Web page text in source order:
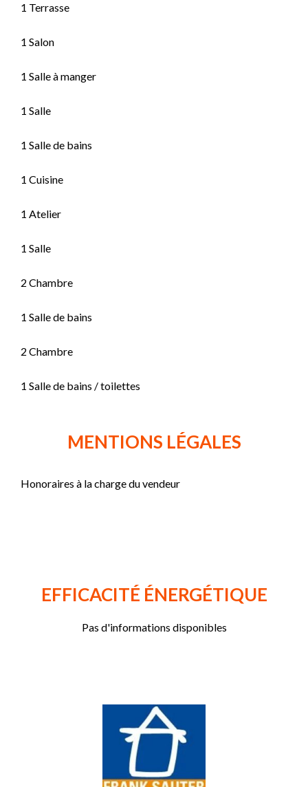
1 Terrasse
1 Salon
1 Salle à manger
1 Salle
1 Salle de bains
1 Cuisine
1 Atelier
1 Salle
2 Chambre
1 Salle de bains
2 Chambre
1 Salle de bains / toilettes
MENTIONS LÉGALES
Honoraires à la charge du vendeur
EFFICACITÉ ÉNERGÉTIQUE
Pas d'informations disponibles